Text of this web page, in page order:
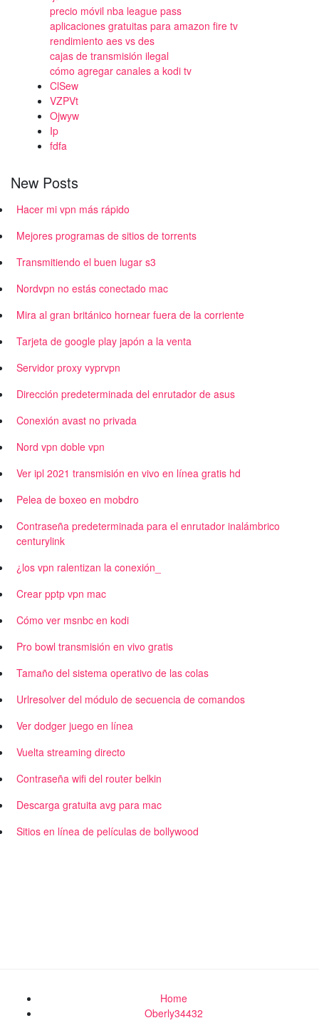
precio móvil nba league pass
aplicaciones gratuitas para amazon fire tv
rendimiento aes vs des
cajas de transmisión ilegal
cómo agregar canales a kodi tv
ClSew
VZPVt
Ojwyw
Ip
fdfa
New Posts
Hacer mi vpn más rápido
Mejores programas de sitios de torrents
Transmitiendo el buen lugar s3
Nordvpn no estás conectado mac
Mira al gran británico hornear fuera de la corriente
Tarjeta de google play japón a la venta
Servidor proxy vyprvpn
Dirección predeterminada del enrutador de asus
Conexión avast no privada
Nord vpn doble vpn
Ver ipl 2021 transmisión en vivo en línea gratis hd
Pelea de boxeo en mobdro
Contraseña predeterminada para el enrutador inalámbrico
centurylink
¿los vpn ralentizan la conexión_
Crear pptp vpn mac
Cómo ver msnbc en kodi
Pro bowl transmisión en vivo gratis
Tamaño del sistema operativo de las colas
Urlresolver del módulo de secuencia de comandos
Ver dodger juego en línea
Vuelta streaming directo
Contraseña wifi del router belkin
Descarga gratuita avg para mac
Sitios en línea de películas de bollywood
Home
Oberly34432